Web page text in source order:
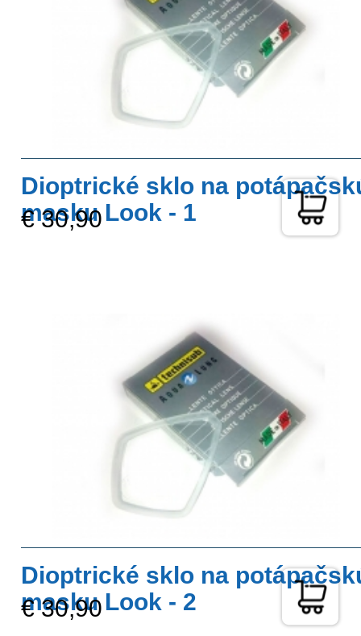
Dioptrické sklo na
masku Look - 1
€ 30,90
Dioptrické sklo na
masku Look - 2
€ 30,90